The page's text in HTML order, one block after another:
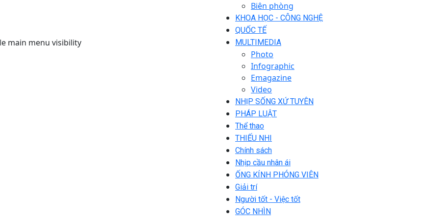
main menu visibility
Biên phòng
KHOA HỌC - CÔNG NGHỆ
QUỐC TẾ
MULTIMEDIA
Photo
Infographic
Emagazine
Video
NHỊP SỐNG XỨ TUYÊN
PHÁP LUẬT
Thể thao
THIẾU NHI
Chính sách
Nhịp cầu nhân ái
ỐNG KÍNH PHÓNG VIÊN
Giải trí
Người tốt - Việc tốt
GÓC NHÌN